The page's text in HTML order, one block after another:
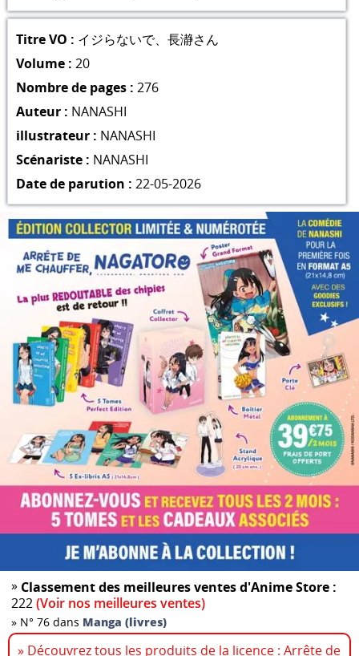
Titre VO : イジらないで、長瀞さん
Volume : 20
Nombre de pages : 276
Auteur : NANASHI
illustrateur : NANASHI
Scénariste : NANASHI
Date de parution : 22-05-2026
» Classement des meilleures ventes d'Anime Store :
222(Voir nos meilleures ventes)
» N° 76 dans Manga (livres)
» Découvrez tous les produits de la licence : Arrête de